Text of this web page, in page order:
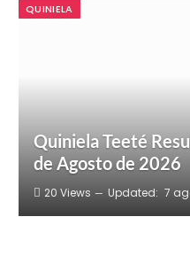
QUINIELA
Quiniela Teeté
de Agosto de 2026
20 Views Updated: 7